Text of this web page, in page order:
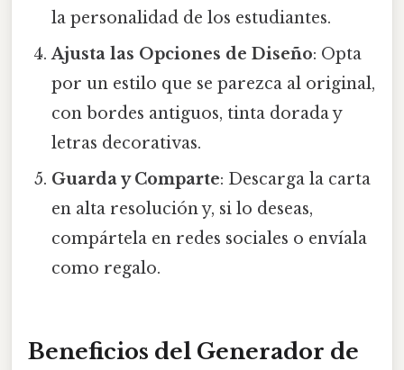
la personalidad de los estudiantes.
Ajusta las Opciones de Diseño: Opta
por un estilo que se parezca al original,
con bordes antiguos, tinta dorada y
letras decorativas.
Guarda y Comparte: Descarga la carta
en alta resolución y, si lo deseas,
compártela en redes sociales o envíala
como regalo.
Beneficios del Generador de